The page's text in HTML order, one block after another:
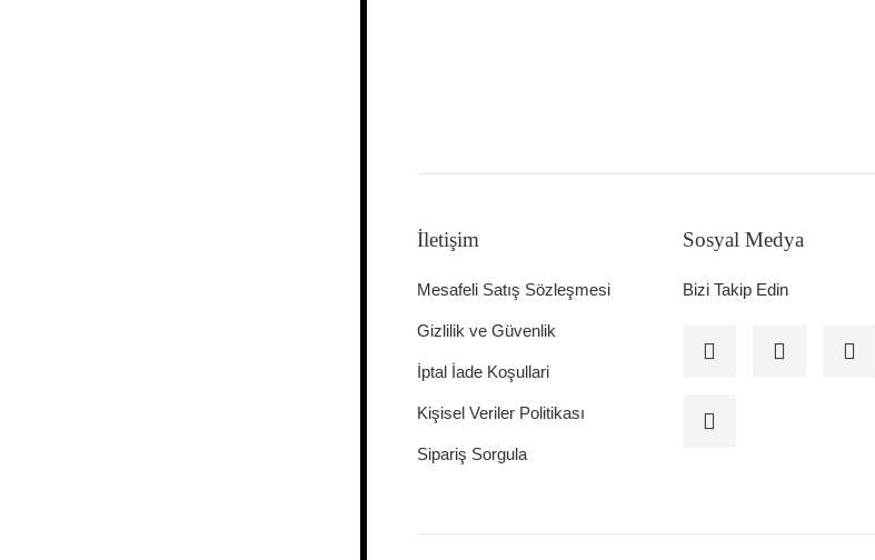
İletişim
Mesafeli Satış Sözleşmesi
Gizlilik ve Güvenlik
İptal İade Koşullari
Kişisel Veriler Politikası
Sipariş Sorgula
Sosyal Medya
Bizi Takip Edin